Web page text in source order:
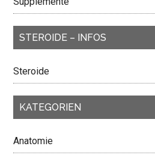
STEROIDE – INFOS
Steroide
KATEGORIEN
Anatomie